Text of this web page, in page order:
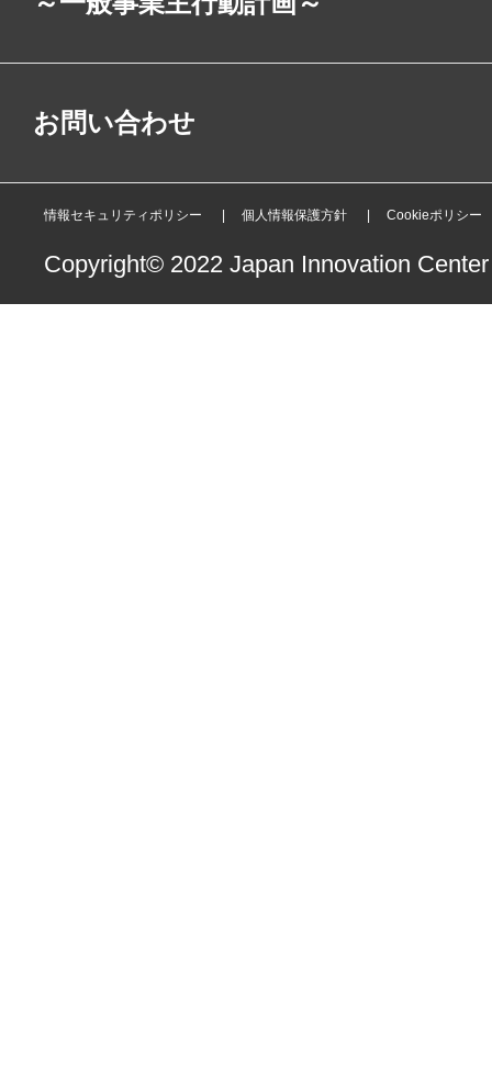
お問い合わせ
情報セキュリティポリシー 個人情報保護方針 Cookieポリシー
Copyright© 2022 Japan Innovation